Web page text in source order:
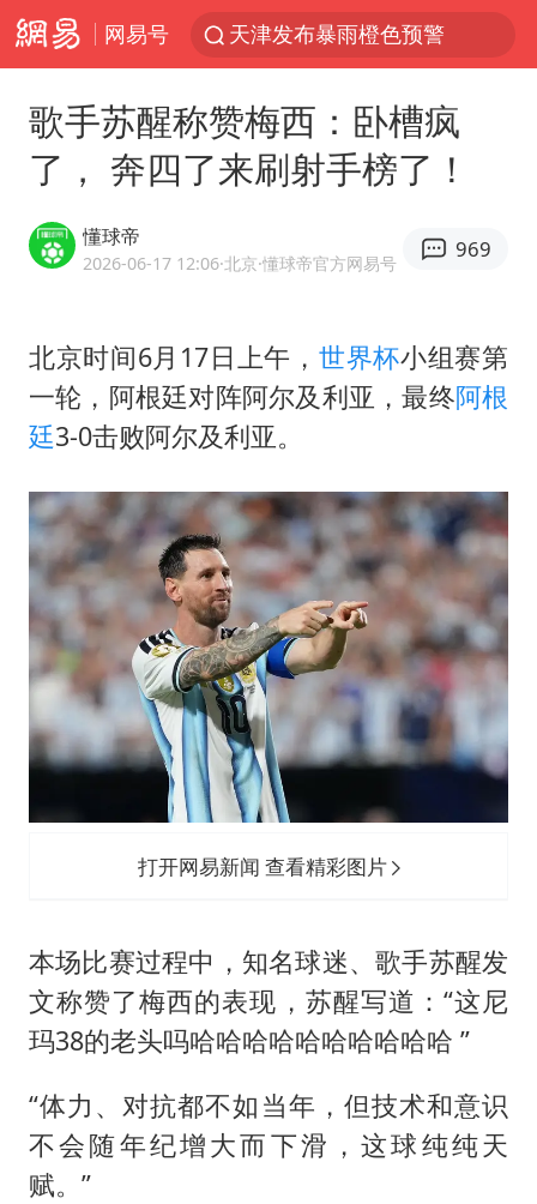
网易号
天津发布暴雨橙色预警
路虎卫士110 HSE限时降价
马云现身新疆巴音布鲁克草原
新疆生产建设兵团生态环境局原局长被查
朱一龙的鼻子怎么了
周星驰妈妈现身香港首映礼
上海地铁4条线路全线停运
5万小车卖不动 微型代步车集体遇冷
4.2平卫生间补漏注胶花1.55万
三预警齐发 11个省份有大到暴雨
“还不如不放假”
从科技创新看开局起步的时与势
歌手苏醒称赞梅西：卧槽疯
了， 奔四了来刷射手榜了！
懂球帝
2026-06-17 12:06·北京·懂球帝官方网易号
969
北京时间6月17日上午， 世界杯小组赛第
一轮，阿根廷对阵阿尔及利亚，最终阿根
廷3-0击败阿尔及利亚。
打开网易新闻 查看精彩图片
本场比赛过程中，知名球迷、歌手苏醒发
文称赞了梅西的表现，苏醒写道：“这尼
玛38的老头吗哈哈哈哈哈哈哈哈哈哈 ​​​”
“体力、对抗都不如当年，但技术和意识
不会随年纪增大而下滑，这球纯纯天
赋。”